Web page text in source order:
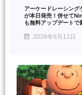
アーケードレーシン
が本日発売！併せて
も無料アップデートで
2026年6月11日